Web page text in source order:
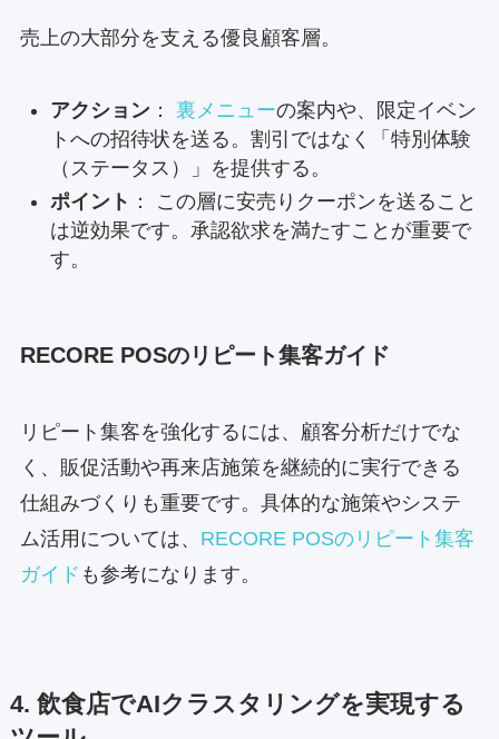
売上の大部分を支える優良顧客層。
アクション： 裏メニューの案内や、限定イベン
トへの招待状を送る。割引ではなく「特別体験
（ステータス）」を提供する。
ポイント ： この層に安売りクーポンを送ること
は逆効果です。承認欲求を満たすことが重要で
す。
RECORE POSのリピート集客ガイド
リピート集客を強化するには、顧客分析だけでな
く、販促活動や再来店施策を継続的に実行できる
仕組みづくりも重要です。具体的な施策やシステ
ム活用については、 RECORE POSのリピート集客
ガイド も参考になります。
4. 飲食店でAIクラスタリングを実現する